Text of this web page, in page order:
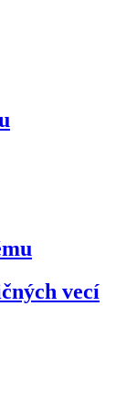
vecí